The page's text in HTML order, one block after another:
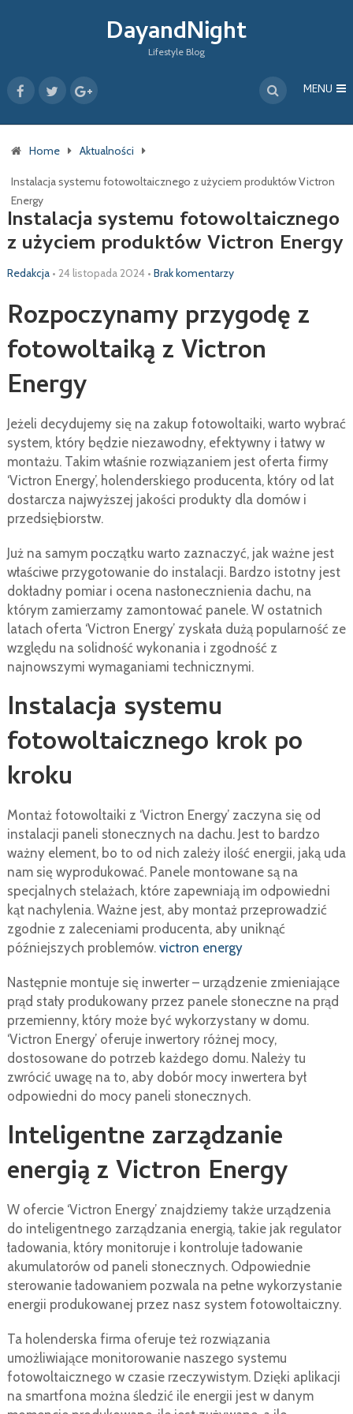
DayandNight
Lifestyle Blog
MENU
Home Aktualności
Instalacja systemu fotowoltaicznego z użyciem produktów Victron
Energy
Instalacja systemu fotowoltaicznego
z użyciem produktów Victron Energy
Redakcja • 24 listopada 2024• Brak komentarzy
Rozpoczynamy przygodę z
fotowoltaiką z Victron
Energy
Jeżeli decydujemy się na zakup fotowoltaiki, warto wybrać
system, który będzie niezawodny, efektywny i łatwy w
montażu. Takim właśnie rozwiązaniem jest oferta firmy
‘Victron Energy’, holenderskiego producenta, który od lat
dostarcza najwyższej jakości produkty dla domów i
przedsiębiorstw.
Już na samym początku warto zaznaczyć, jak ważne jest
właściwe przygotowanie do instalacji. Bardzo istotny jest
dokładny pomiar i ocena nasłonecznienia dachu, na
którym zamierzamy zamontować panele. W ostatnich
latach oferta ‘Victron Energy’ zyskała dużą popularność ze
względu na solidność wykonania i zgodność z
najnowszymi wymaganiami technicznymi.
Instalacja systemu
fotowoltaicznego krok po
kroku
Montaż fotowoltaiki z ‘Victron Energy’ zaczyna się od
instalacji paneli słonecznych na dachu. Jest to bardzo
ważny element, bo to od nich zależy ilość energii, jaką uda
nam się wyprodukować. Panele montowane są na
specjalnych stelażach, które zapewniają im odpowiedni
kąt nachylenia. Ważne jest, aby montaż przeprowadzić
zgodnie z zaleceniami producenta, aby uniknąć
późniejszych problemów. victron energy
Następnie montuje się inwerter – urządzenie zmieniające
prąd stały produkowany przez panele słoneczne na prąd
przemienny, który może być wykorzystany w domu.
‘Victron Energy’ oferuje inwertory różnej mocy,
dostosowane do potrzeb każdego domu. Należy tu
zwrócić uwagę na to, aby dobór mocy inwertera był
odpowiedni do mocy paneli słonecznych.
Inteligentne zarządzanie
energią z Victron Energy
W ofercie ‘Victron Energy’ znajdziemy także urządzenia
do inteligentnego zarządzania energią, takie jak regulator
ładowania, który monitoruje i kontroluje ładowanie
akumulatorów od paneli słonecznych. Odpowiednie
sterowanie ładowaniem pozwala na pełne wykorzystanie
energii produkowanej przez nasz system fotowoltaiczny.
Ta holenderska firma oferuje też rozwiązania
umożliwiające monitorowanie naszego systemu
fotowoltaicznego w czasie rzeczywistym. Dzięki aplikacji
na smartfona można śledzić ile energii jest w danym